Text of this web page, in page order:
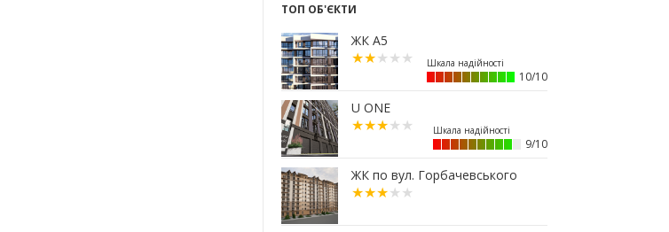
14:00
Як поєднувати кольори в
інтер’єрі: тренди 2026 року
12:38
Компанія співвласниці
"Буковелю" викупить землю в
центрі Івано-Франківська
10:22
Прокуратура вимагає повернути
34 гектари землі громаді Івано-
Франківська
16:47
Дешевші, але недоступні: скільки
коштує житло за програмою
«єОселя» в містах заходу України
ТОП ОБ'ЄКТИ
ЖК А5
10/10
U ONE
9/10
ЖК по вул. Горбачевського